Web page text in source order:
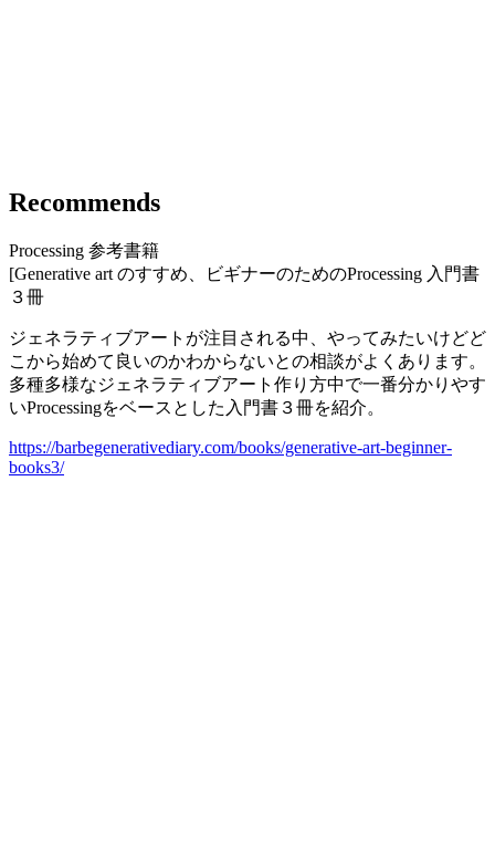
Recommends
Processing 参考書籍
[Generative art のすすめ、ビギナーのためのProcessing 入門書
３冊
ジェネラティブアートが注目される中、やってみたいけどど
こから始めて良いのかわからないとの相談がよくあります。
多種多様なジェネラティブアート作り方中で一番分かりやす
いProcessingをベースとした入門書３冊を紹介。
https://barbegenerativediary.com/books/generative-art-beginner-
books3/